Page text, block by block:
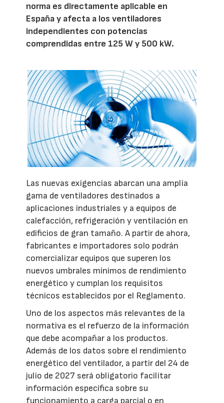
norma es directamente aplicable en
España y afecta a los ventiladores
independientes con potencias
comprendidas entre 125 W y 500 kW.
Las nuevas exigencias abarcan una amplia
gama de ventiladores destinados a
aplicaciones industriales y a equipos de
calefacción, refrigeración y ventilación en
edificios de gran tamaño. A partir de ahora,
fabricantes e importadores solo podrán
comercializar equipos que superen los
nuevos umbrales mínimos de rendimiento
energético y cumplan los requisitos
técnicos establecidos por el Reglamento.
Uno de los aspectos más relevantes de la
normativa es el refuerzo de la información
que debe acompañar a los productos.
Además de los datos sobre el rendimiento
energético del ventilador, a partir del 24 de
julio de 2027 será obligatorio facilitar
información específica sobre su
funcionamiento a carga parcial o en